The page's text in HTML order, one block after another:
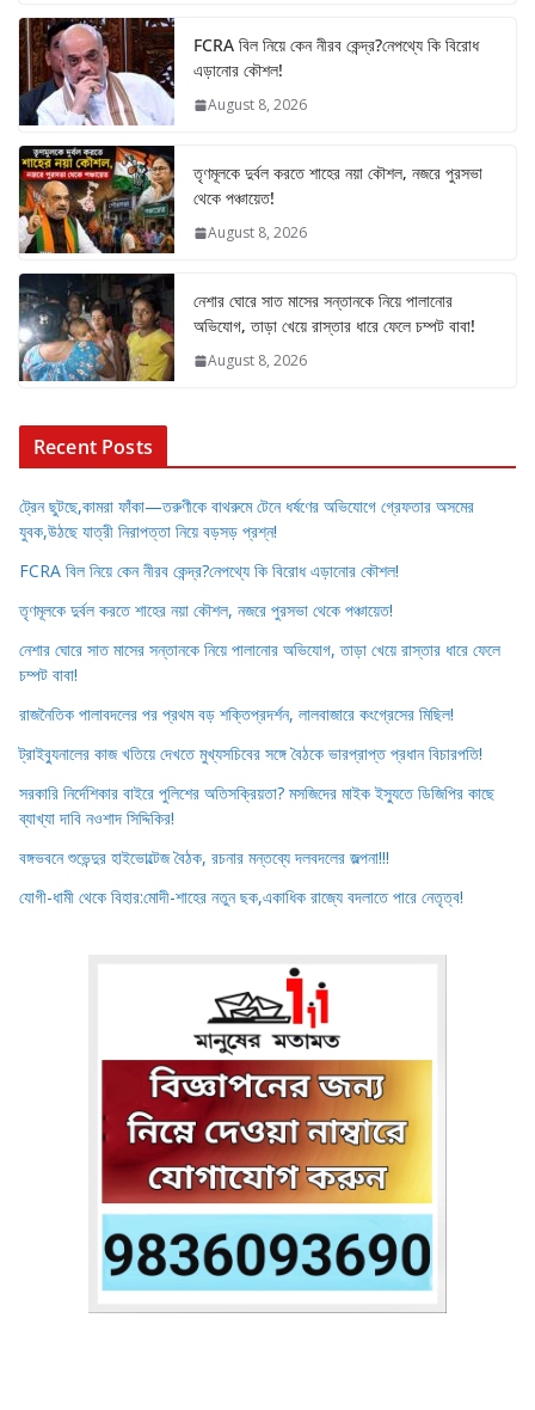
FCRA বিল নিয়ে কেন নীরব কেন্দ্র?নেপথ্যে কি বিরোধ
এড়ানোর কৌশল!
August 8, 2026
তৃণমূলকে দুর্বল করতে শাহের নয়া কৌশল, নজরে পুরসভা
থেকে পঞ্চায়েত!
August 8, 2026
নেশার ঘোরে সাত মাসের সন্তানকে নিয়ে পালানোর
অভিযোগ, তাড়া খেয়ে রাস্তার ধারে ফেলে চম্পট বাবা!
August 8, 2026
Recent Posts
ট্রেন ছুটছে,কামরা ফাঁকা—তরুণীকে বাথরুমে টেনে ধর্ষণের অভিযোগে গ্রেফতার অসমের
যুবক,উঠছে যাত্রী নিরাপত্তা নিয়ে বড়সড় প্রশ্ন!
FCRA বিল নিয়ে কেন নীরব কেন্দ্র?নেপথ্যে কি বিরোধ এড়ানোর কৌশল!
তৃণমূলকে দুর্বল করতে শাহের নয়া কৌশল, নজরে পুরসভা থেকে পঞ্চায়েত!
নেশার ঘোরে সাত মাসের সন্তানকে নিয়ে পালানোর অভিযোগ, তাড়া খেয়ে রাস্তার ধারে ফেলে
চম্পট বাবা!
রাজনৈতিক পালাবদলের পর প্রথম বড় শক্তিপ্রদর্শন, লালবাজারে কংগ্রেসের মিছিল!
ট্রাইব্যুনালের কাজ খতিয়ে দেখতে মুখ্যসচিবের সঙ্গে বৈঠকে ভারপ্রাপ্ত প্রধান বিচারপতি!
সরকারি নির্দেশিকার বাইরে পুলিশের অতিসক্রিয়তা? মসজিদের মাইক ইস্যুতে ডিজিপির কাছে
ব্যাখ্যা দাবি নওশাদ সিদ্দিকির!
বঙ্গভবনে শুভেন্দুর হাইভোল্টেজ বৈঠক, রচনার মন্তব্যে দলবদলের জল্পনা!!!
যোগী-ধামী থেকে বিহার:মোদী-শাহের নতুন ছক,একাধিক রাজ্যে বদলাতে পারে নেতৃত্ব!